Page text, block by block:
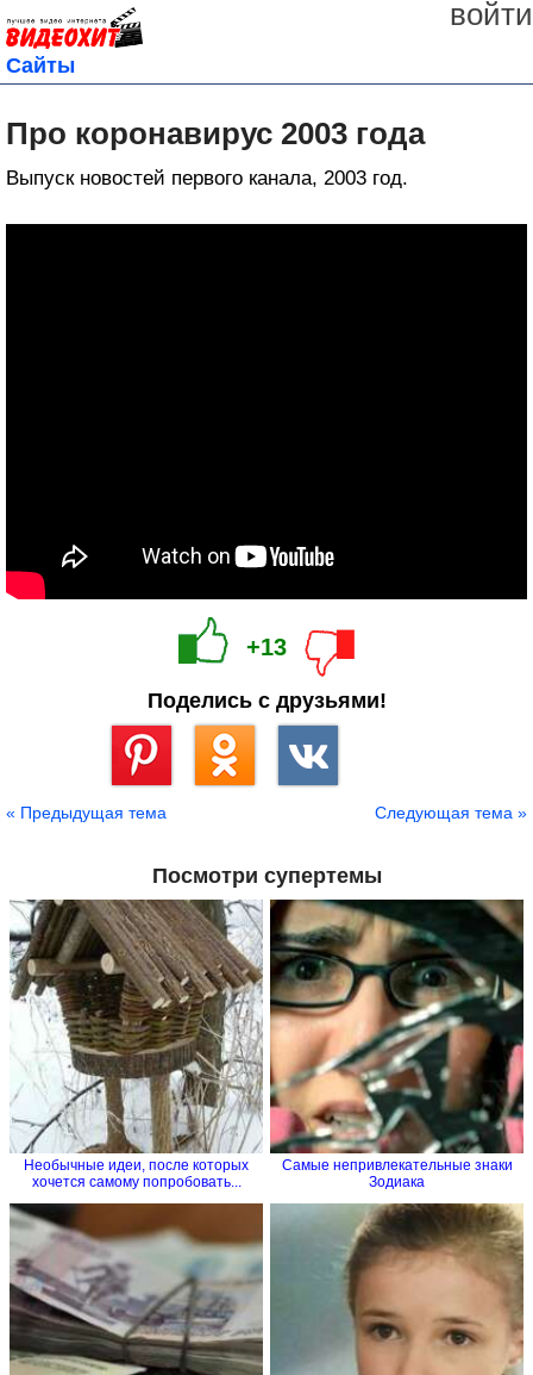
войти
Сайты
Про коронавирус 2003 года
Выпуск новостей первого канала, 2003 год.
+13
Поделись с друзьями!
« Предыдущая тема Следующая тема »
Посмотри супертемы
Необычные идеи, после которых
хочется самому попробовать...
Самые непривлекательные знаки
Зодиака